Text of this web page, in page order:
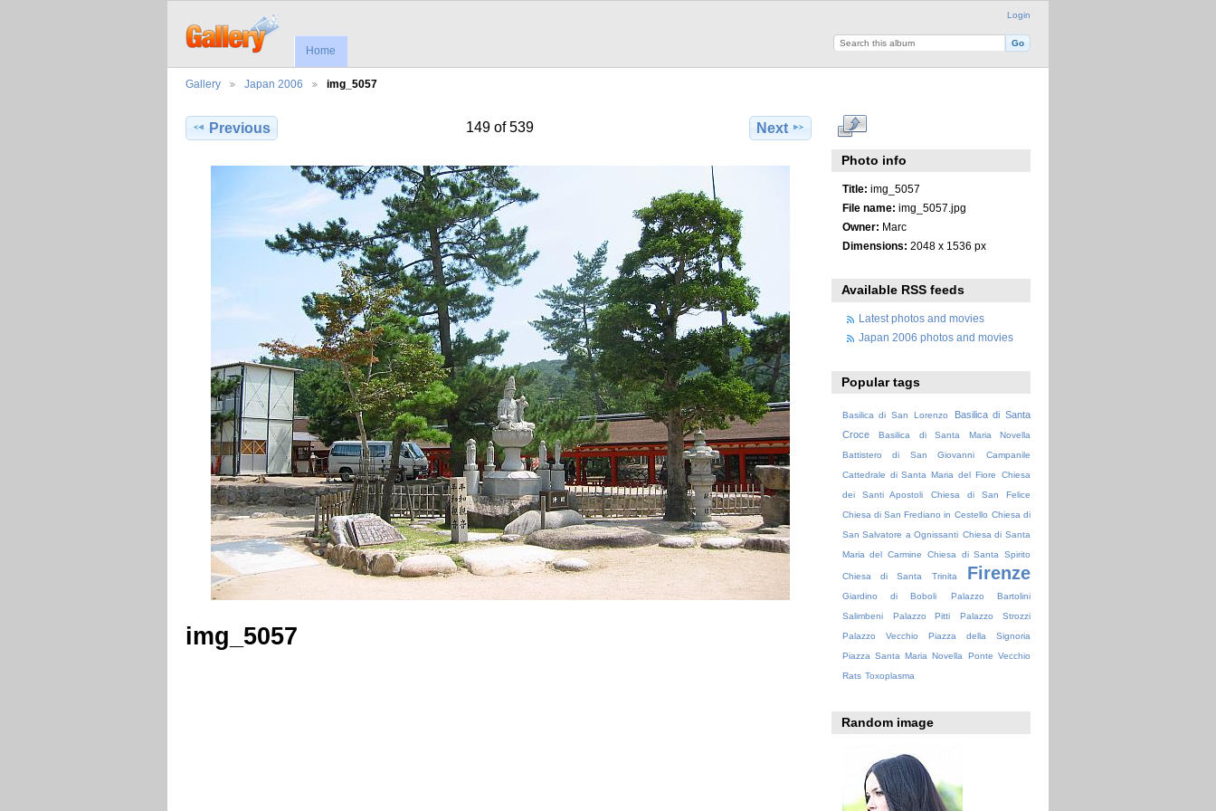
Login
Home
Gallery Japan 2006 img_5057
Previous 149 of 539 Next
img_5057
Photo info
Title: img_5057
File name: img_5057.jpg
Owner: Marc
Dimensions: 2048 x 1536 px
Available RSS feeds
Latest photos and movies
Japan 2006 photos and movies
Popular tags
Basilica di San Lorenzo
Basilica di Santa
Croce
Basilica di Santa Maria Novella
Battistero di San Giovanni
Campanile
Cattedrale di Santa Maria del Fiore
Chiesa
dei Santi Apostoli
Chiesa di San Felice
Chiesa di San Frediano in Cestello Chiesa di
San Salvatore a Ognissanti Chiesa di Santa
Maria del Carmine
Chiesa di Santa Spirito
Chiesa di Santa Trinita Firenze
Giardino di Boboli
Palazzo Bartolini
Salimbeni
Palazzo Pitti
Palazzo Strozzi
Palazzo Vecchio
Piazza della Signoria
Piazza Santa Maria Novella
Ponte Vecchio
Rats Toxoplasma
Random image